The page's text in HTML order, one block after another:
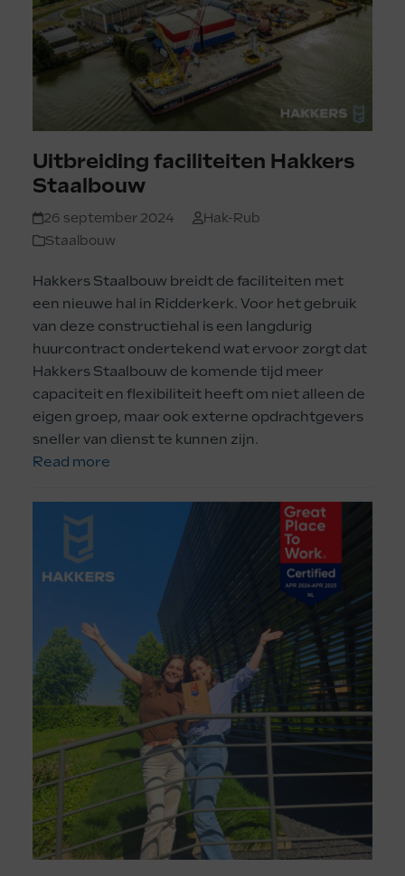
Uitbreiding faciliteiten Hakkers
Staalbouw
26 september 2024
Hak-Rub
Staalbouw
Hakkers Staalbouw breidt de faciliteiten met
een nieuwe hal in Ridderkerk. Voor het gebruik
van deze constructiehal is een langdurig
huurcontract ondertekend wat ervoor zorgt dat
Hakkers Staalbouw de komende tijd meer
capaciteit en flexibiliteit heeft om niet alleen de
eigen groep, maar ook externe opdrachtgevers
sneller van dienst te kunnen zijn.
Read more